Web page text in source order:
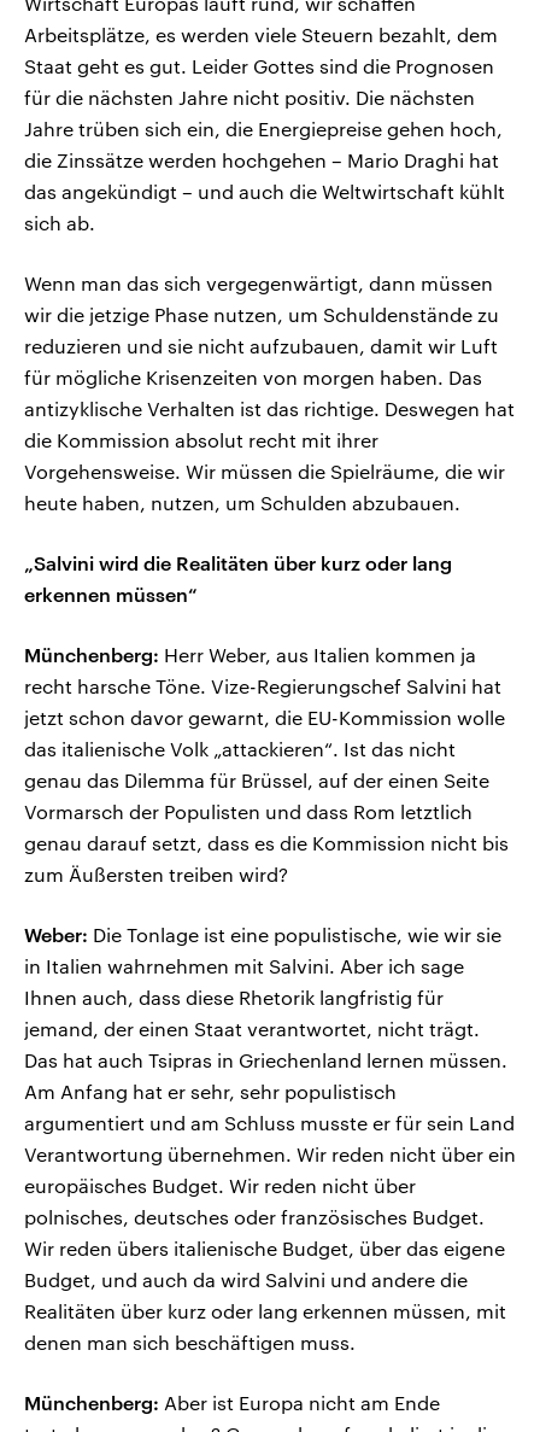
Arbeitsplätze, es werden viele Steuern bezahlt, dem
Staat geht es gut. Leider Gottes sind die Prognosen
für die nächsten Jahre nicht positiv. Die nächsten
Jahre trüben sich ein, die Energiepreise gehen hoch,
die Zinssätze werden hochgehen – Mario Draghi hat
das angekündigt – und auch die Weltwirtschaft kühlt
sich ab.
Wenn man das sich vergegenwärtigt, dann müssen
wir die jetzige Phase nutzen, um Schuldenstände zu
reduzieren und sie nicht aufzubauen, damit wir Luft
für mögliche Krisenzeiten von morgen haben. Das
antizyklische Verhalten ist das richtige. Deswegen hat
die Kommission absolut recht mit ihrer
Vorgehensweise. Wir müssen die Spielräume, die wir
heute haben, nutzen, um Schulden abzubauen.
„Salvini wird die Realitäten über kurz oder lang
erkennen müssen“
Münchenberg: Herr Weber, aus Italien kommen ja
recht harsche Töne. Vize-Regierungschef Salvini hat
jetzt schon davor gewarnt, die EU-Kommission wolle
das italienische Volk „attackieren“. Ist das nicht
genau das Dilemma für Brüssel, auf der einen Seite
Vormarsch der Populisten und dass Rom letztlich
genau darauf setzt, dass es die Kommission nicht bis
zum Äußersten treiben wird?
Weber: Die Tonlage ist eine populistische, wie wir sie
in Italien wahrnehmen mit Salvini. Aber ich sage
Ihnen auch, dass diese Rhetorik langfristig für
jemand, der einen Staat verantwortet, nicht trägt.
Das hat auch Tsipras in Griechenland lernen müssen.
Am Anfang hat er sehr, sehr populistisch
argumentiert und am Schluss musste er für sein Land
Verantwortung übernehmen. Wir reden nicht über ein
europäisches Budget. Wir reden nicht über
polnisches, deutsches oder französisches Budget.
Wir reden übers italienische Budget, über das eigene
Budget, und auch da wird Salvini und andere die
Realitäten über kurz oder lang erkennen müssen, mit
denen man sich beschäftigen muss.
Münchenberg: Aber ist Europa nicht am Ende